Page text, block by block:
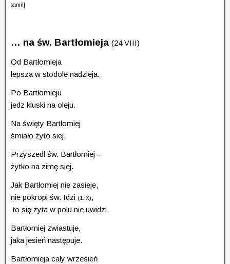
sami!]
… na św. Bartłomieja (24 VIII)
Od Bartłomieja
lepsza w stodole nadzieja.
Po Bartłomieju
jedz kluski na oleju.
Na święty Bartłomiej
śmiało żyto siej.
Przyszedł św. Bartłomiej –
żytko na zimę siej.
Jak Bartłomiej nie zasieje,
nie pokropi św. Idzi (1.IX),
to się żyta w polu nie uwidzi.
Bartłomiej zwiastuje,
jaka jesień następuje.
Bartłomieja cały wrzesień